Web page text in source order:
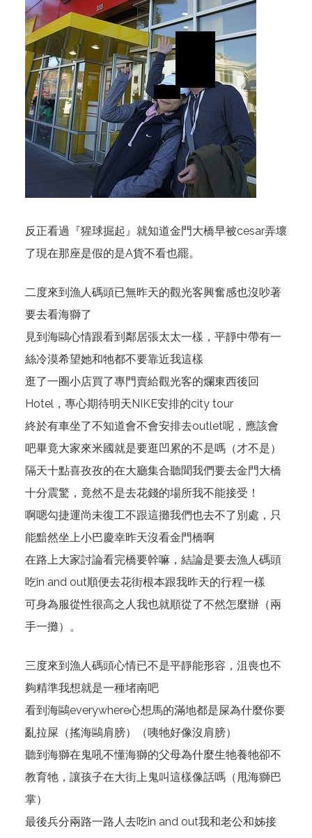
反正看過『猩球掘起』就知道金門大橋早被cesar弄壞
了現在那座是假的是A貨不看也罷。
二度來到漁人碼頭已無昨天的觀光客興奮感也沒吵著
要去看海獅了
見到海鷗心情跟看到鄰居張太太一樣，平靜中帶有一
絲冷漠希望她和牠都不要靠近我這樣
逛了一圈小店買了專門賣給觀光客的爛東西後回
Hotel，專心期待明天NIKE安排的city tour
終於有車坐了不知道會不會安排去outlet呢，應該會
吧畢竟大家來米國就是要逛凹累的不是嗎（才不是）
隔天十點喜孜孜的在大廳集合聽聞我們要去金門大橋
十分震驚，竟然不是去花錢的場所我不能接受！
啊嗯勾捷運尚未復工不跟這攤我們也去不了別處，只
能黯然坐上小巴慶幸昨天沒看金門橋啊
在路上大家討論看完橋要幹嘛，結論是要去漁人碼頭
吃in and out順便去花街根本跟我昨天的行程一樣
可身為服從性很高之人我也就順從了不然怎麼辦（兩
手一攤）。
三度來到漁人碼頭心情已不是平靜能形容，沮喪也不
夠精準我想就是一種堵南吧
看到海鷗everywhere心想馬的滿地都是屎為什麼你要
亂拉屎（搖海鷗肩膀）（咦牠好像沒肩膀）
聽到海獅在鬼吼不懂海獅的父母為什麼生牠養牠卻不
教育牠，讓孩子在大街上鬼叫這樣像話嗎（甩海獅巴
掌）
最後兵分兩路一路人去吃in and out我和老公和姊接